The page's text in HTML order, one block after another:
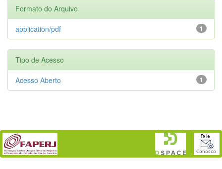
Formato do Arquivo
1
application/pdf
Tipo de Acesso
1
Acesso Aberto